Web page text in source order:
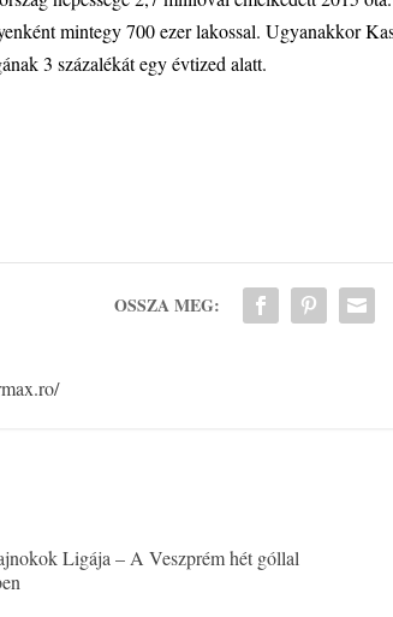
mintegy 700 ezer lakossal. Ugyanakkor
3 százalékát egy évtized alatt.
OSSZA MEG:
Ligája – A Veszprém hét góllal